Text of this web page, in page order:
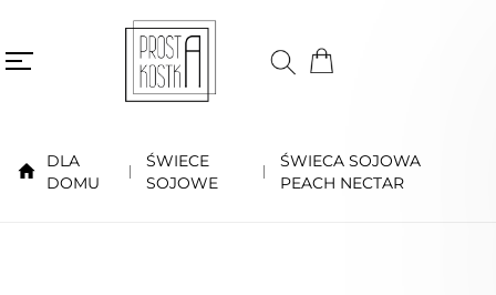
DLA
DOMU
ŚWIECE
SOJOWE
ŚWIECA SOJOWA
PEACH NECTAR